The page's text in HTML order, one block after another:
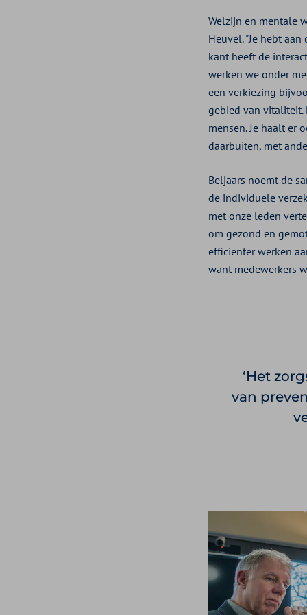
Welzijn en mentale
Heuvel. "Je hebt
kant heeft de
werken we onder
een verkiezing
gebied van vitaliteit.
mensen. Je haalt er
daarbuiten, met
Beljaars noemt de
de individuele
met onze leden
om gezond en
efficiënter werken
want medewerkers
Het
van